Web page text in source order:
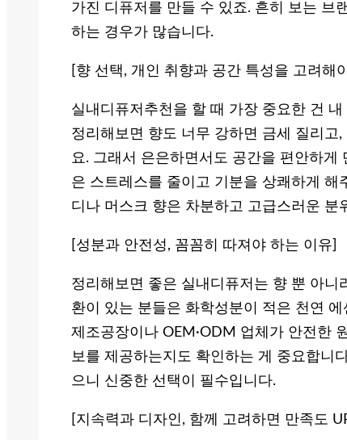
가진 디퓨저를 만들 수 있죠. 흔히 보는 브
하는 경우가 많습니다.
[향 선택, 개인 취향과 공간 특성을 고려해
실내디퓨저추천을 할 때 가장 중요한 건
정리해보면 향도 너무 강하면 금세 질리
요. 그래서 은은하면서도 공간을 편안하게
은 스트레스를 줄이고 기분을 상쾌하게
디나 머스크 향은 차분하고 고급스러운
[성분과 안전성, 꼼꼼히 따져야 하는 이유]
정리해보면 좋은 실내디퓨저는 향 뿐 아
환이 있는 분들은 화학성분이 적은 천연
제조공장이나 OEM·ODM 업체가 안전한
보를 제공하는지도 확인하는 게 중요합니
으니 신중한 선택이 필수입니다.
[지속력과 디자인, 함께 고려하면 만족도